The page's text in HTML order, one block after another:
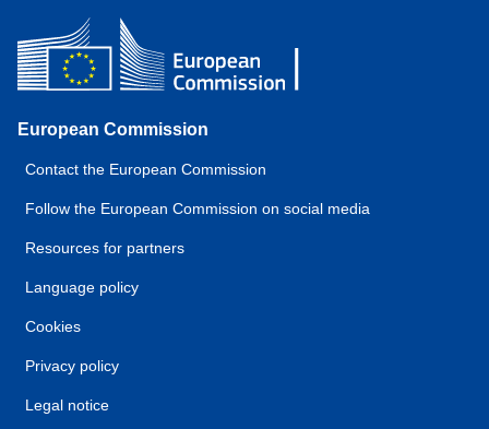
European Commission
Contact the European Commission
Follow the European Commission on social media
Resources for partners
Language policy
Cookies
Privacy policy
Legal notice